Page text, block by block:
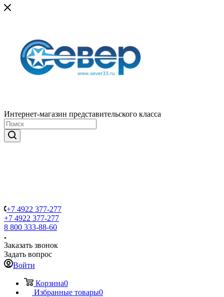
Интернет-магазин представительского класса
+7 4922 377-277
+7 4922 377-277
8 800 333-88-60
Заказать звонок
Задать вопрос
Войти
Корзина0
Избранные товары0